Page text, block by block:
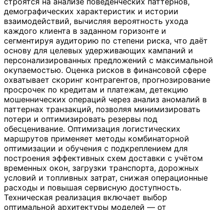
демографических характеристик и истории
взаимодействий, вычисляя вероятность ухода
каждого клиента в заданном горизонте и
сегментируя аудиторию по степени риска, что даёт
основу для целевых удерживающих кампаний и
персонализированных предложений с максимальной
окупаемостью. Оценка рисков в финансовой сфере
охватывает скоринг контрагентов, прогнозирование
просрочек по кредитам и платежам, детекцию
мошеннических операций через анализ аномалий в
паттернах транзакций, позволяя минимизировать
потери и оптимизировать резервы под
обесценивание. Оптимизация логистических
маршрутов применяет методы комбинаторной
оптимизации и обучения с подкреплением для
построения эффективных схем доставки с учётом
временных окон, загрузки транспорта, дорожных
условий и топливных затрат, снижая операционные
расходы и повышая сервисную доступность.
Техническая реализация включает выбор
оптимальной архитектуры моделей — от